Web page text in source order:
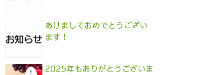
あけましておめでとうござい
ます！
2025年もありがとうございま